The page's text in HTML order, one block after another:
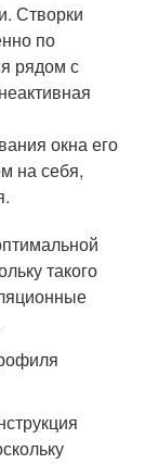
Створки
по
рядом с
окна его
на себя,
такого